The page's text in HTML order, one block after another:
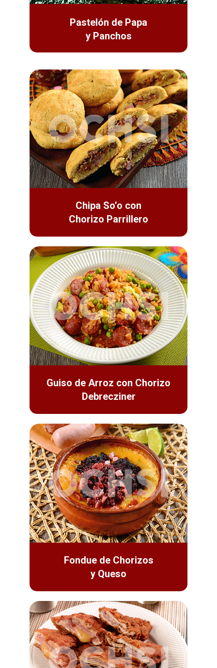
Pastelón de Papa
y Panchos
Chipa So’o con
Chorizo Parrillero
Guiso de Arroz con Chorizo
Debrecziner
Fondue de Chorizos
y Queso